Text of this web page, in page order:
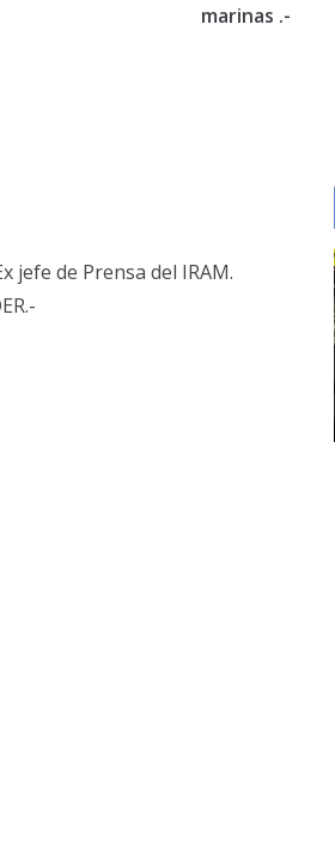
marinas .-
jefe de Prensa del IRAM.